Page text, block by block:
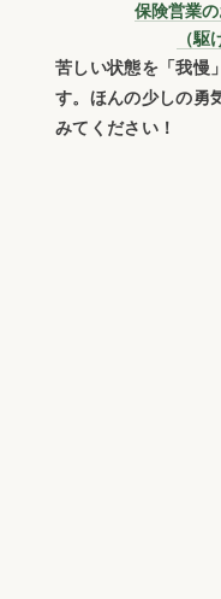
保険営業
（駆
苦しい状態を「我慢
す。ほんの少しの勇
みてください！